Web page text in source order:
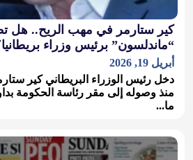
كير ستارمر في مهب الريح.. هل
“ماندلسون” برئيس وزراء
أبريل 19, 2026
دخل رئيس الوزراء البريطاني كير
منذ وصوله إلى مقر رئاسة الحكومة
ما...